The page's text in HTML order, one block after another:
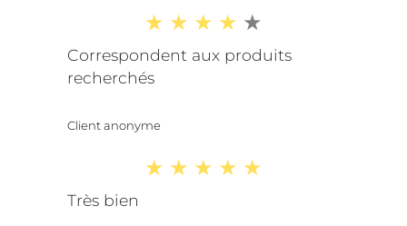
Correspondent aux produits
recherchés
Client anonyme
Très bien